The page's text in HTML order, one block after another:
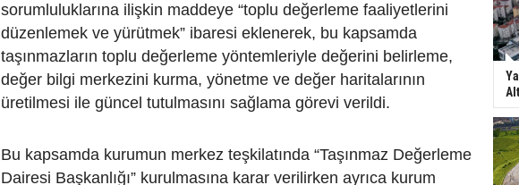
sorumluluklarına ilişkin maddeye “toplu değerleme faaliyetlerini
düzenlemek ve yürütmek” ibaresi eklenerek, bu kapsamda
taşınmazların toplu değerleme yöntemleriyle değerini belirleme,
değer bilgi merkezini kurma, yönetme ve değer haritalarının
üretilmesi ile güncel tutulmasını sağlama görevi verildi.
Bu kapsamda kurumun merkez teşkilatında “Taşınmaz Değerleme
Dairesi Başkanlığı” kurulmasına karar verilirken ayrıca kurum